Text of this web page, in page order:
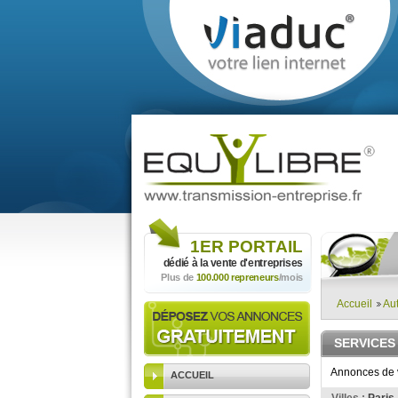
1ER PORTAIL
dédié à la vente d'entreprises
Plus de 100.000 repreneurs/mois
ACCUEIL
Accueil
Annonces de